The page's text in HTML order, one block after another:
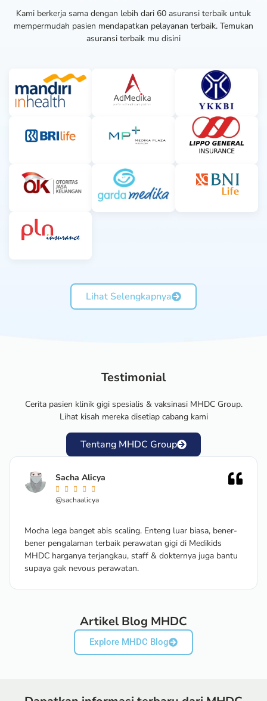
Kami berkerja sama dengan lebih dari 60 asuransi terbaik untuk
mempermudah pasien mendapatkan pelayanan terbaik. Temukan
asuransi terbaik mu disini
Lihat Selengkapnya
Testimonial
Cerita pasien klinik gigi spesialis & vaksinasi MHDC Group.
Lihat kisah mereka disetiap cabang kami
Tentang MHDC Group
Sacha Alicya
    
@sachaalicya
Mocha lega banget abis scaling. Enteng luar biasa, bener-
bener pengalaman terbaik perawatan gigi di Medikids
MHDC harganya terjangkau, staff & dokternya juga bantu
supaya gak nevous perawatan.
Artikel Blog MHDC
Explore MHDC Blog